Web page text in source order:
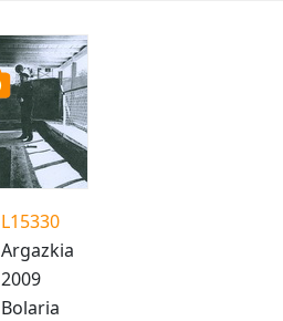
L15330
Argazkia
2009
Bolaria